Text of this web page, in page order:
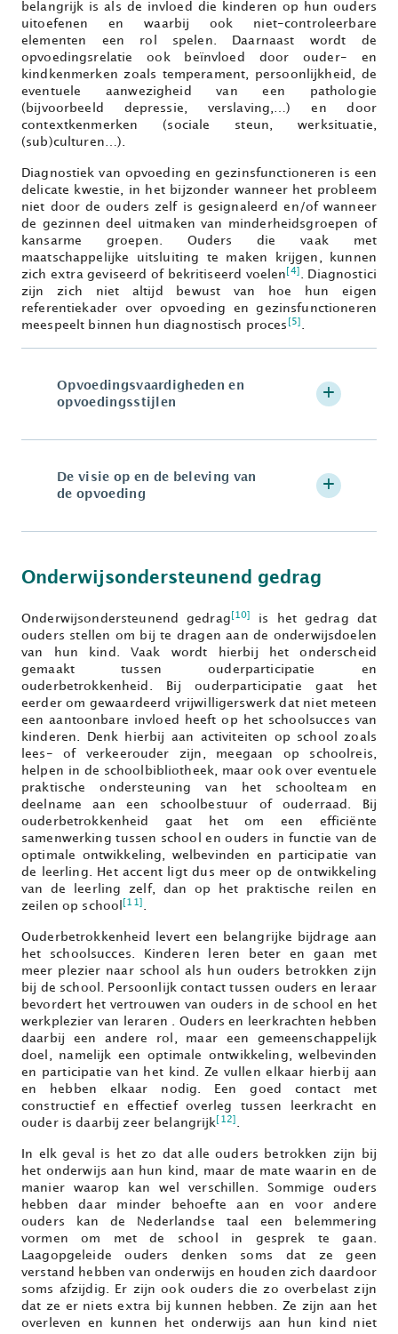
belangrijk is als de invloed die kinderen op hun ouders
uitoefenen en waarbij ook niet-controleerbare
elementen een rol spelen. Daarnaast wordt de
opvoedingsrelatie ook beïnvloed door ouder- en
kindkenmerken zoals temperament, persoonlijkheid, de
eventuele aanwezigheid van een pathologie
(bijvoorbeeld depressie, verslaving,…) en door
contextkenmerken (sociale steun, werksituatie,
(sub)culturen…).
Diagnostiek van opvoeding en gezinsfunctioneren is een
delicate kwestie, in het bijzonder wanneer het probleem
niet door de ouders zelf is gesignaleerd en/of wanneer
de gezinnen deel uitmaken van minderheidsgroepen of
kansarme groepen. Ouders die vaak met
maatschappelijke uitsluiting te maken krijgen, kunnen
zich extra geviseerd of bekritiseerd voelen [4]
. Diagnostici
zijn zich niet altijd bewust van hoe hun eigen
referentiekader over opvoeding en gezinsfunctioneren
meespeelt binnen hun diagnostisch proces
[5]
Opvoedingsvaardigheden en
opvoedingsstijlen
De visie op en de beleving van
de opvoeding
Onderwijsondersteunend gedrag
Onderwijsondersteunend gedrag [10]
is het gedrag dat
ouders stellen om bij te dragen aan de onderwijsdoelen
van hun kind. Vaak wordt hierbij het onderscheid
gemaakt tussen ouderparticipatie en
ouderbetrokkenheid. Bij ouderparticipatie gaat het
eerder om gewaardeerd vrijwilligerswerk dat niet meteen
een aantoonbare invloed heeft op het schoolsucces van
kinderen. Denk hierbij aan activiteiten op school zoals
lees- of verkeerouder zijn, meegaan op schoolreis,
helpen in de schoolbibliotheek, maar ook over eventuele
praktische ondersteuning van het schoolteam en
deelname aan een schoolbestuur of ouderraad. Bij
ouderbetrokkenheid gaat het om een efficiënte
samenwerking tussen school en ouders in functie van de
optimale ontwikkeling, welbevinden en participatie van
de leerling. Het accent ligt dus meer op de ontwikkeling
van de leerling zelf, dan op het praktische reilen en
zeilen op school
[11]
Ouderbetrokkenheid levert een belangrijke bijdrage aan
het schoolsucces. Kinderen leren beter en gaan met
meer plezier naar school als hun ouders betrokken zijn
bij de school. Persoonlijk contact tussen ouders en leraar
bevordert het vertrouwen van ouders in de school en het
werkplezier van leraren . Ouders en leerkrachten hebben
daarbij een andere rol, maar een gemeenschappelijk
doel, namelijk een optimale ontwikkeling, welbevinden
en participatie van het kind. Ze vullen elkaar hierbij aan
en hebben elkaar nodig. Een goed contact met
constructief en effectief overleg tussen leerkracht en
ouder is daarbij zeer belangrijk
[12]
In elk geval is het zo dat alle ouders betrokken zijn bij
het onderwijs aan hun kind, maar de mate waarin en de
manier waarop kan wel verschillen. Sommige ouders
hebben daar minder behoefte aan en voor andere
ouders kan de Nederlandse taal een belemmering
vormen om met de school in gesprek te gaan.
Laagopgeleide ouders denken soms dat ze geen
verstand hebben van onderwijs en houden zich daardoor
soms afzijdig. Er zijn ook ouders die zo overbelast zijn
dat ze er niets extra bij kunnen hebben. Ze zijn aan het
overleven en kunnen het onderwijs aan hun kind niet